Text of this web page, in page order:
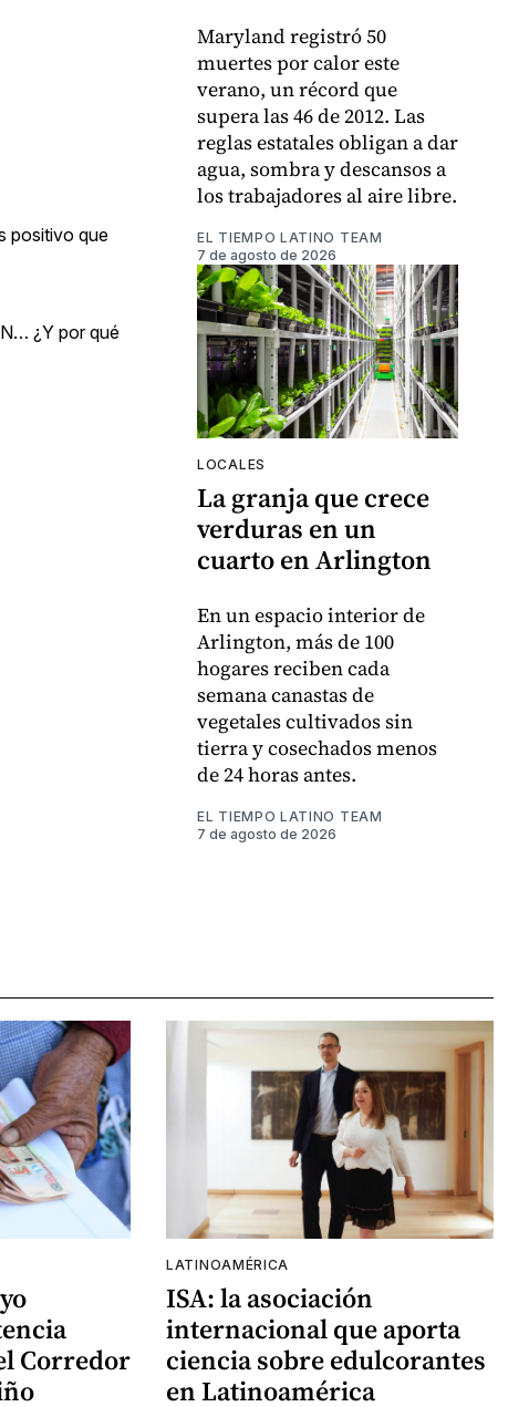
positivo que
¿Y por qué
Maryland registró 50
muertes por calor este
verano, un récord que
supera las 46 de 2012. Las
reglas estatales obligan a dar
agua, sombra y descansos a
los trabajadores al aire libre.
EL TIEMPO LATINO TEAM
7 de agosto de 2026
LOCALES
La granja que crece
verduras en un
cuarto en Arlington
En un espacio interior de
Arlington, más de 100
hogares reciben cada
semana canastas de
vegetales cultivados sin
tierra y cosechados menos
de 24 horas antes.
EL TIEMPO LATINO TEAM
7 de agosto de 2026
Corredor
LATINOAMÉRICA
ISA: la asociación
internacional que aporta
ciencia sobre edulcorantes
en Latinoamérica